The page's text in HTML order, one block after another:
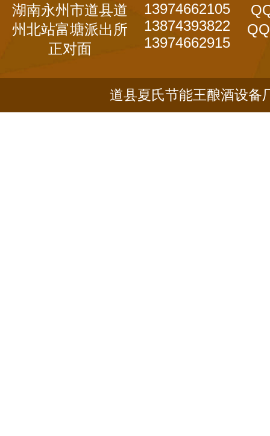
湖南永州市道县道
州北站富塘派出所
正对面
13974662105
13874393822
13974662915
道县夏氏节能王酿酒设备